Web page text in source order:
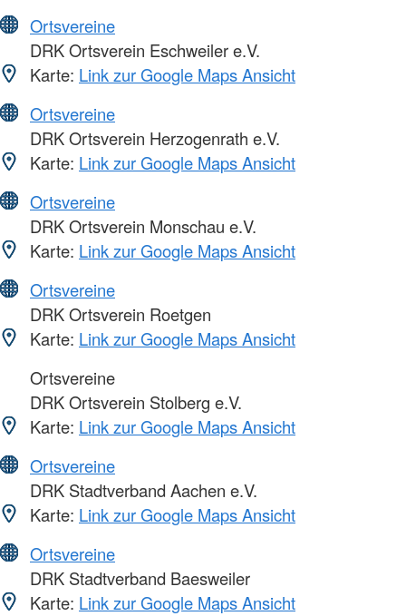
Ortsvereine
DRK Ortsverein Eschweiler e.V.
Karte: Link zur Google Maps Ansicht
Ortsvereine
DRK Ortsverein Herzogenrath e.V.
Karte: Link zur Google Maps Ansicht
Ortsvereine
DRK Ortsverein Monschau e.V.
Karte: Link zur Google Maps Ansicht
Ortsvereine
DRK Ortsverein Roetgen
Karte: Link zur Google Maps Ansicht
Ortsvereine
DRK Ortsverein Stolberg e.V.
Karte: Link zur Google Maps Ansicht
Ortsvereine
DRK Stadtverband Aachen e.V.
Karte: Link zur Google Maps Ansicht
Ortsvereine
DRK Stadtverband Baesweiler
Karte: Link zur Google Maps Ansicht